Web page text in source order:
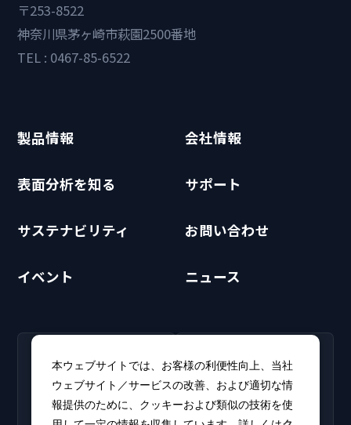
〒253-8522
神奈川県茅ヶ崎市萩園2500番地
TEL : 0467-85-6522
製品情報 会社情報
表面分析を知る サポート
サステナビリティ お問い合わせ
イベント ニュース
採用情報
新卒・キャリア採用情報を
掲載しています。
CLUB PHI（会員専
用）
ソフトウェアアップデート
本ウェブサイトでは、お客様の利便性向上、当社
ウェブサイト／サービスの改善、および適切な情
報提供のために、クッキーおよび類似の技術を使